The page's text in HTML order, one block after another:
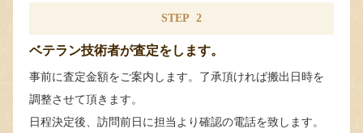
STEP 2
ベテラン技術者が査定をします。
事前に査定金額をご案内します。了承頂ければ搬出日時を
調整させて頂きます。
日程決定後、訪問前日に担当より確認の電話を致します。